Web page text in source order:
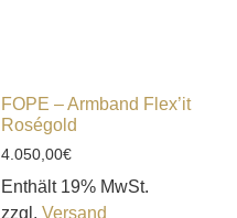
FOPE – Armband Flex’it
Roségold
4.050,00€
Enthält 19% MwSt.
zzgl. Versand